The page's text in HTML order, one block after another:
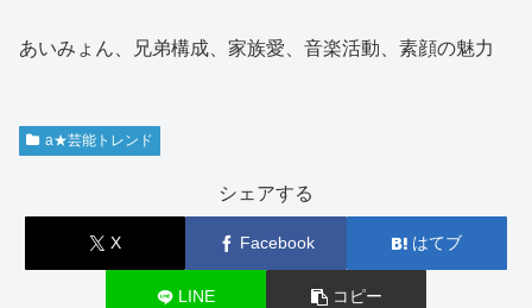
あいみょん、兄弟構成、家族愛、音楽活動、素顔の魅力
a★芸能トレンド
シェアする
X Facebook はてブ
LINE コピー